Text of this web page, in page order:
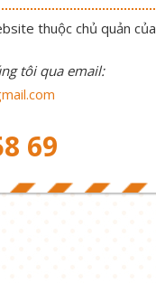
thuộc chủ quản của
tôi qua email:
69